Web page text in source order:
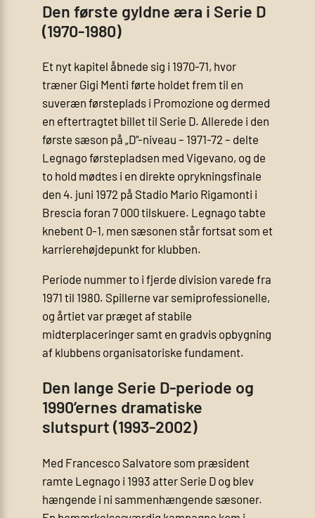
Den første gyldne æra i Serie D
(1970-1980)
Et nyt kapitel åbnede sig i 1970-71, hvor
træner Gigi Menti førte holdet frem til en
suveræn førsteplads i Promozione og dermed
en eftertragtet billet til Serie D. Allerede i den
første sæson på „D“-niveau – 1971-72 – delte
Legnago førstepladsen med Vigevano, og de
to hold mødtes i en direkte oprykningsfinale
den 4. juni 1972 på Stadio Mario Rigamonti i
Brescia foran 7 000 tilskuere. Legnago tabte
knebent 0-1, men sæsonen står fortsat som et
karrierehøjdepunkt for klubben.
Periode nummer to i fjerde division varede fra
1971 til 1980. Spillerne var semiprofessionelle,
og årtiet var præget af stabile
midterplaceringer samt en gradvis opbygning
af klubbens organisatoriske fundament.
Den lange Serie D-periode og
1990’ernes dramatiske
slutspurt (1993-2002)
Med Francesco Salvatore som præsident
ramte Legnago i 1993 atter Serie D og blev
hængende i ni sammenhængende sæsoner.